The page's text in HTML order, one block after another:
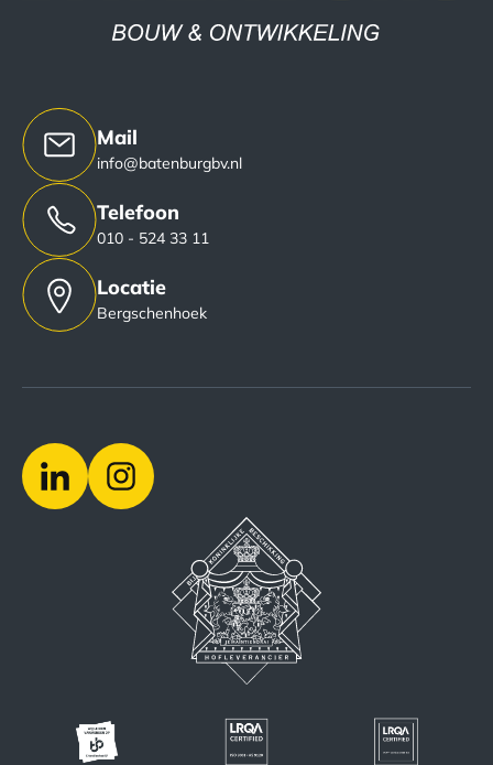
Mail
info@batenburgbv.nl
Telefoon
010 - 524 33 11
Locatie
Bergschenhoek